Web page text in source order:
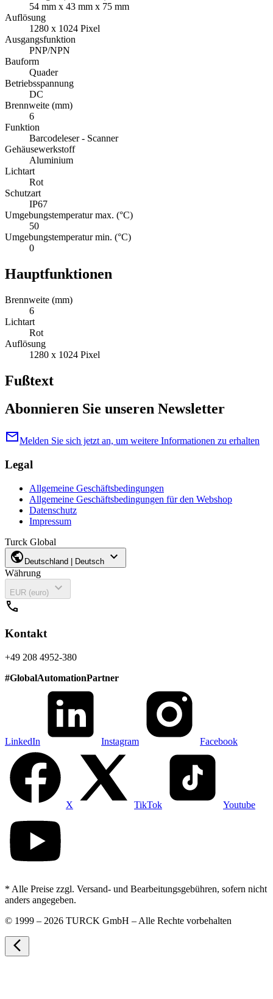
54 mm x 43 mm x 75 mm
Auflösung
1280 x 1024 Pixel
Ausgangsfunktion
PNP/NPN
Bauform
Quader
Betriebsspannung
DC
Brennweite (mm)
6
Funktion
Barcodeleser - Scanner
Gehäusewerkstoff
Aluminium
Lichtart
Rot
Schutzart
IP67
Umgebungstemperatur max. (°C)
50
Umgebungstemperatur min. (°C)
0
Hauptfunktionen
Brennweite (mm)
6
Lichtart
Rot
Auflösung
1280 x 1024 Pixel
Fußtext
Abonnieren Sie unseren Newsletter
mailMelden Sie sich jetzt an, um weitere Informationen zu erhalten
Legal
Allgemeine Geschäftsbedingungen
Allgemeine Geschäftsbedingungen für den Webshop
Datenschutz
Impressum
Turck Global
public Deutschland | Deutsch expand_more
Währung
EUR (euro)
expand_more
call
Kontakt
+49 208 4952-380
#GlobalAutomationPartner
LinkedIn Instagram Facebook
X TikTok Youtube
* Alle Preise zzgl. Versand- und Bearbeitungsgebühren, sofern nicht
anders angegeben.
© 1999 – 2026 TURCK GmbH – Alle Rechte vorbehalten
arrow_back_ios_new